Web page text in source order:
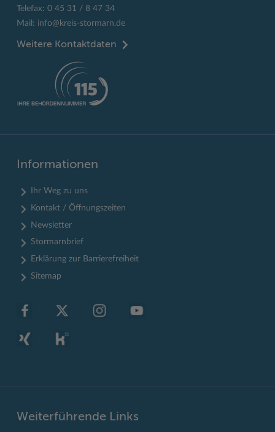
Telefax: 0 45 31 / 8 47 34
Mail: info@kreis-stormarn.de
Weitere Kontaktdaten
Informationen
Ihr Weg zu uns
Kontakt / Öffnungszeiten
Newsletter
Stormarnbrief
Erklärung zur Barrierefreiheit
Sitemap
Weiterführende Links